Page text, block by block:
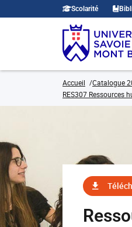
Scolarité
Accueil Catalogue
RES307 Ressources